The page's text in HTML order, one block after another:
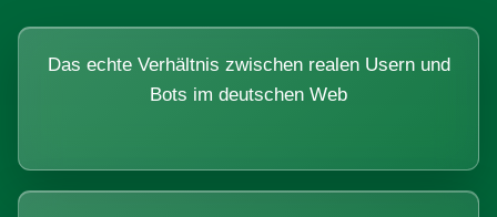
Das echte Verhältnis zwischen realen Usern und
Bots im deutschen Web